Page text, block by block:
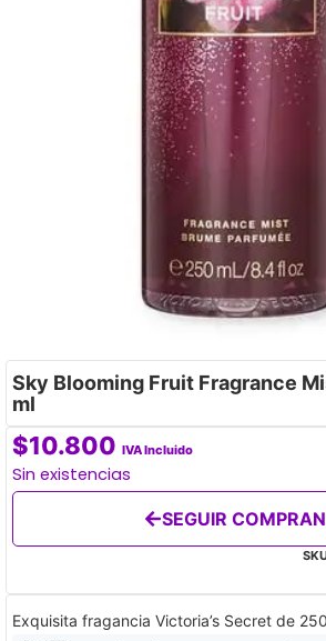
Sky Blooming Fruit Fragrance
ml
$10.800 IVA Incluido
Sin existencias
SEGUIR
Exquisita fragancia Victoria’s Secret de